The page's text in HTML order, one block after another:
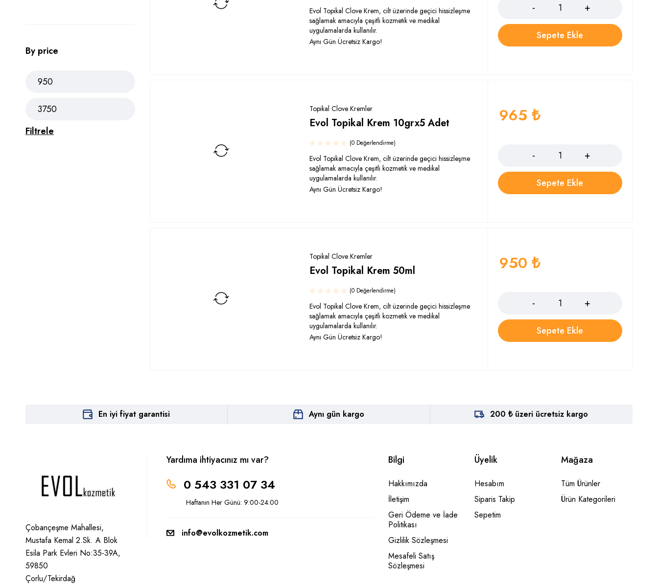
By price
Filtrele
Evol Topikal Clove Krem, cilt üzerinde geçici hissizleşme
sağlamak amacıyla çeşitli kozmetik ve medikal
uygulamalarda kullanılır.
Aynı Gün Ücretsiz Kargo!
Sepete Ekle
Topikal Clove Kremler
Evol Topikal Krem 10grx5 Adet
(0 Değerlendirme)
Evol Topikal Clove Krem, cilt üzerinde geçici hissizleşme
sağlamak amacıyla çeşitli kozmetik ve medikal
uygulamalarda kullanılır.
Aynı Gün Ücretsiz Kargo!
965 ₺
Sepete Ekle
Topikal Clove Kremler
Evol Topikal Krem 50ml
(0 Değerlendirme)
Evol Topikal Clove Krem, cilt üzerinde geçici hissizleşme
sağlamak amacıyla çeşitli kozmetik ve medikal
uygulamalarda kullanılır.
Aynı Gün Ücretsiz Kargo!
950 ₺
Sepete Ekle
En iyi fiyat garantisi Aynı gün kargo 200 ₺ üzeri ücretsiz kargo
Çobançeşme Mahallesi,
Mustafa Kemal 2.Sk. A Blok
Esila Park Evleri No:35-39A,
59850
Çorlu/Tekirdağ
Yardıma ihtiyacınız mı var?
0 543 331 07 34
Haftanın Her Günü: 9:00-24:00
info@evolkozmetik.com
Bilgi
Hakkımızda
İletişim
Geri Ödeme ve İade
Politikası
Gizlilik Sözleşmesi
Mesafeli Satış
Sözleşmesi
Üyelik
Hesabım
Siparis Takip
Sepetim
Mağaza
Tüm Ürünler
Ürün Kategorileri